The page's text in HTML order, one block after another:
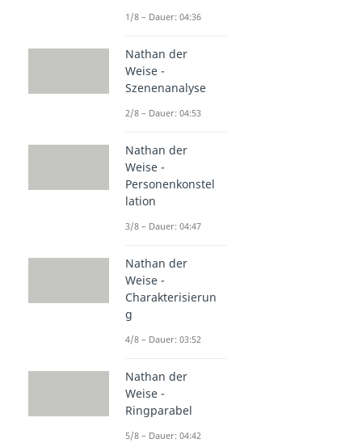
1/8 – Dauer: 04:36
Nathan der
Weise -
Szenenanalyse
2/8 – Dauer: 04:53
Nathan der
Weise -
Personenkonstel
lation
3/8 – Dauer: 04:47
Nathan der
Weise -
Charakterisierun
g
4/8 – Dauer: 03:52
Nathan der
Weise -
Ringparabel
5/8 – Dauer: 04:42